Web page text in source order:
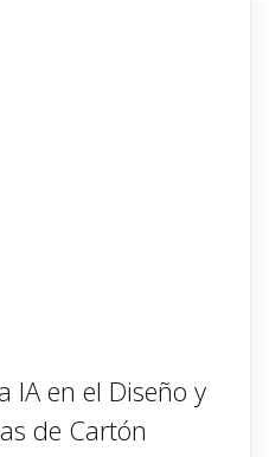
IA en el Diseño y
de Cartón